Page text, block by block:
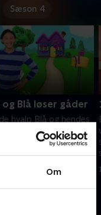
Om
Sæson 4
og Blå løser gåder
hvalp Blå og hendes
tager på et sjovt og
eventyr fyldt med
• 21 min